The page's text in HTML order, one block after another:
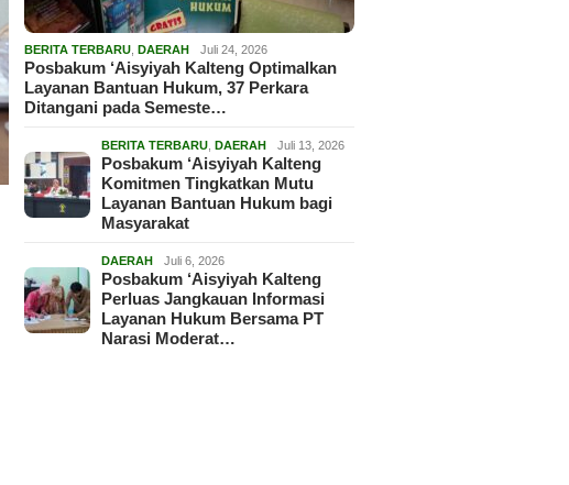
BERITA TERBARU ,DAERAH Juli 24, 2026
Posbakum ‘Aisyiyah Kalteng Optimalkan
Layanan Bantuan Hukum, 37 Perkara
Ditangani pada Semeste…
BERITA TERBARU ,DAERAH Juli 13, 2026
Posbakum ‘Aisyiyah Kalteng
Komitmen Tingkatkan Mutu
Layanan Bantuan Hukum bagi
Masyarakat
DAERAH Juli 6, 2026
Posbakum ‘Aisyiyah Kalteng
Perluas Jangkauan Informasi
Layanan Hukum Bersama PT
Narasi Moderat…